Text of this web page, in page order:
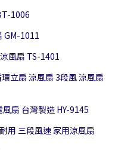
1006
GM-1011
風扇 TS-1401
立扇 涼風扇 3段風 涼風扇
扇 台灣製造 HY-9145
用 三段風速 家用涼風扇